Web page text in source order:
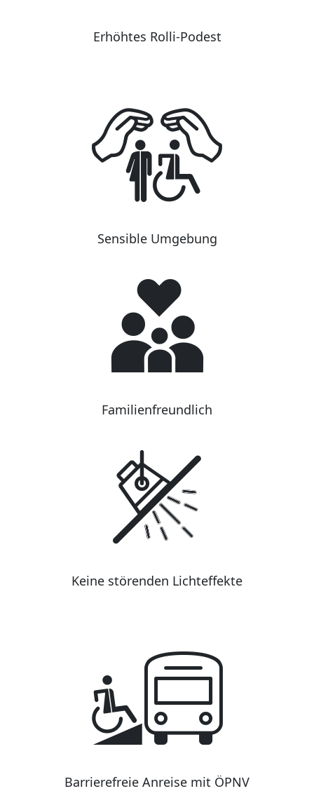
Erhöhtes Rolli-Podest
Sensible Umgebung
Familienfreundlich
Keine störenden Lichteffekte
Barrierefreie Anreise mit ÖPNV